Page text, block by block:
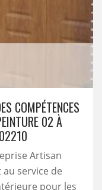
COMPÉTENCES
02 À
Artisan
service de
pour les